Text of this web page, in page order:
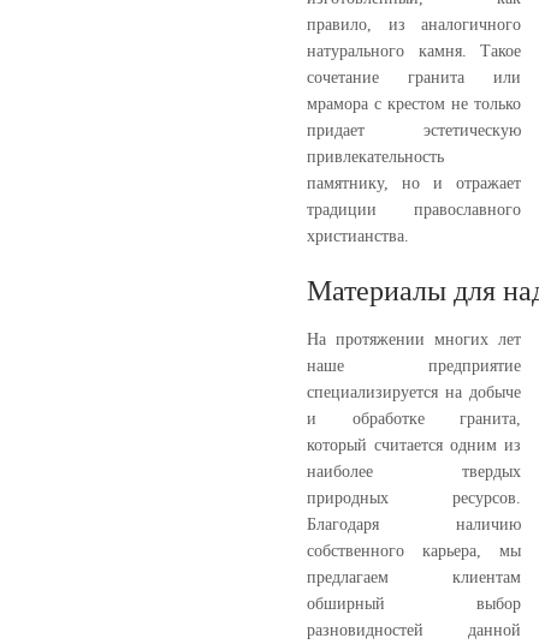
правило, из аналогичного
натурального камня. Такое
сочетание гранита или
мрамора с крестом не только
придает эстетическую
привлекательность
памятнику, но и отражает
традиции православного
христианства.
Материалы для
На протяжении многих лет
наше предприятие
специализируется на добыче
и обработке гранита,
который считается одним из
наиболее твердых
природных ресурсов.
Благодаря наличию
собственного карьера, мы
предлагаем клиентам
обширный выбор
разновидностей данной